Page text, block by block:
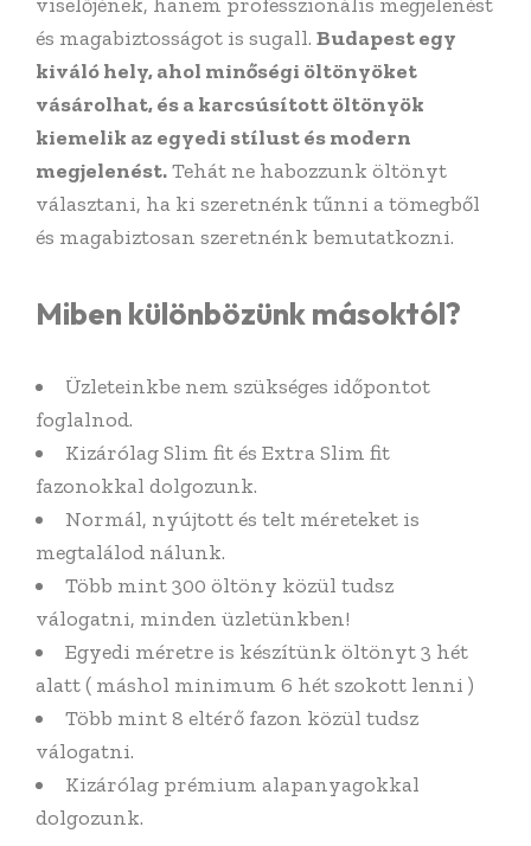
és magabiztosságot is sugall. Budapest egy
kiváló hely, ahol minőségi öltönyöket
vásárolhat, és a karcsúsított öltönyök
kiemelik az egyedi stílust és modern
megjelenést.Tehát ne habozzunk öltönyt
választani, ha ki szeretnénk tűnni a tömegből
és magabiztosan szeretnénk bemutatkozni.
Miben különbözünk másoktól?
Üzleteinkbe nem szükséges időpontot
foglalnod.
Kizárólag Slim fit és Extra Slim fit
fazonokkal dolgozunk.
Normál, nyújtott és telt méreteket is
megtalálod nálunk.
Több mint 300 öltöny közül tudsz
válogatni, minden üzletünkben!
Egyedi méretre is készítünk öltönyt 3 hét
alatt ( máshol minimum 6 hét szokott lenni )
Több mint 8 eltérő fazon közül tudsz
válogatni.
Kizárólag prémium alapanyagokkal
dolgozunk.